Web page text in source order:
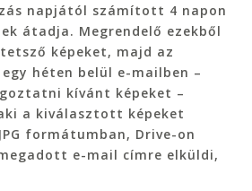
napjától számított 4 napon
átadja. Megrendelő ezekből
képeket, majd az
héten belül e-mailben –
kívánt képeket –
a kiválasztott képeket
formátumban, Drive-on
e-mail címre elküldi,